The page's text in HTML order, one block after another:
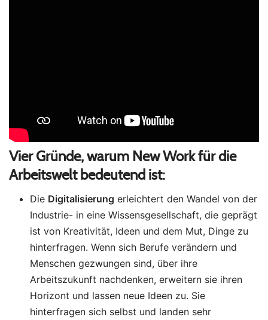
Vier Gründe, warum New Work für die
Arbeitswelt bedeutend ist:
Die Digitalisierung erleichtert den Wandel von der
Industrie- in eine Wissensgesellschaft, die geprägt
ist von Kreativität, Ideen und dem Mut, Dinge zu
hinterfragen. Wenn sich Berufe verändern und
Menschen gezwungen sind, über ihre
Arbeitszukunft nachdenken, erweitern sie ihren
Horizont und lassen neue Ideen zu. Sie
hinterfragen sich selbst und landen sehr